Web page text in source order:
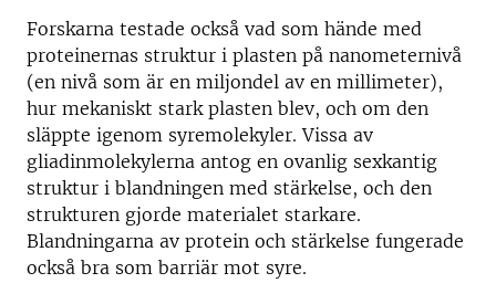
Forskarna testade också vad som hände med
proteinernas struktur i plasten på nanometernivå
(en nivå som är en miljondel av en millimeter),
hur mekaniskt stark plasten blev, och om den
släppte igenom syremolekyler. Vissa av
gliadinmolekylerna antog en ovanlig sexkantig
struktur i blandningen med stärkelse, och den
strukturen gjorde materialet starkare.
Blandningarna av protein och stärkelse fungerade
också bra som barriär mot syre.